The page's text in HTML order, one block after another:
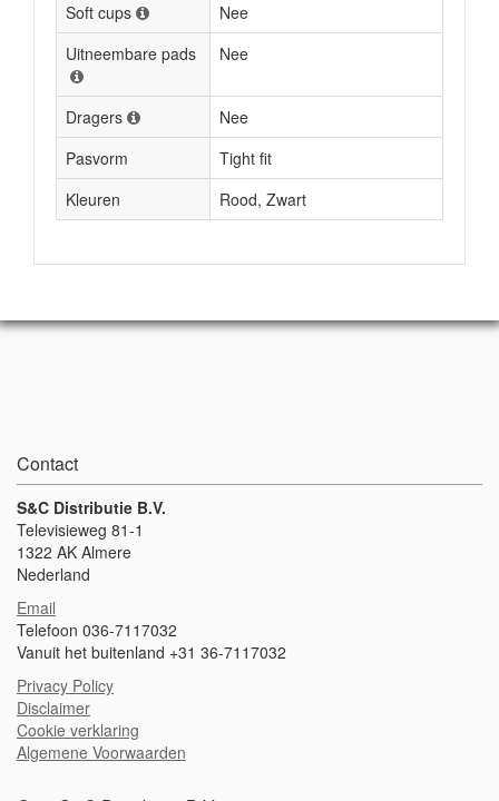
Soft cups
Nee
Uitneembare pads
Nee
Dragers
Nee
Pasvorm
Tight fit
Kleuren
Rood, Zwart
Contact
S&C Distributie B.V.
Televisieweg 81-1
1322 AK Almere
Nederland
Email
Telefoon 036-7117032
Vanuit het buitenland +31 36-7117032
Privacy Policy
Disclaimer
Cookie verklaring
Algemene Voorwaarden